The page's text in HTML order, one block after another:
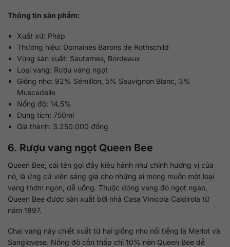
Thông tin sản phẩm:
Xuất xứ: Pháp
Thương hiệu: Domaines Barons de Rothschild
Vùng sản xuất: Sauternes, Bordeaux
Loại vang: Rượu vang ngọt
Giống nho: 92% Sémillon, 5% Sauvignon Blanc, 3%
Muscadelle
Nồng độ: 14,5%
Dung tích: 750ml
Giá thành: 3.250.000 đồng
6. Rượu vang ngọt Queen Bee
Queen Bee, cái tên gọi đầy kiêu hãnh như chính hương vị của
nó, là ứng cử viên sáng giá cho những ai mong muốn một loại
vang thơm ngon, dễ uống. Thuộc dòng vang đỏ ngọt ngào,
Queen Bee được sản xuất bởi nhà Casa Vinicola Caldirola từ
năm 1897.
Chai vang này chiết xuất từ hai giống nho nổi tiếng là Merlot và
Sangiovese. Nồng độ cồn thấp chỉ 10% nên Queen Bee dễ